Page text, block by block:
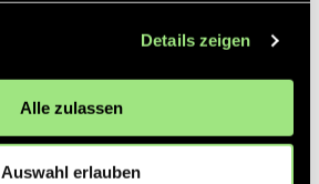
Details zeigen
Alle zulassen
Auswahl erlauben